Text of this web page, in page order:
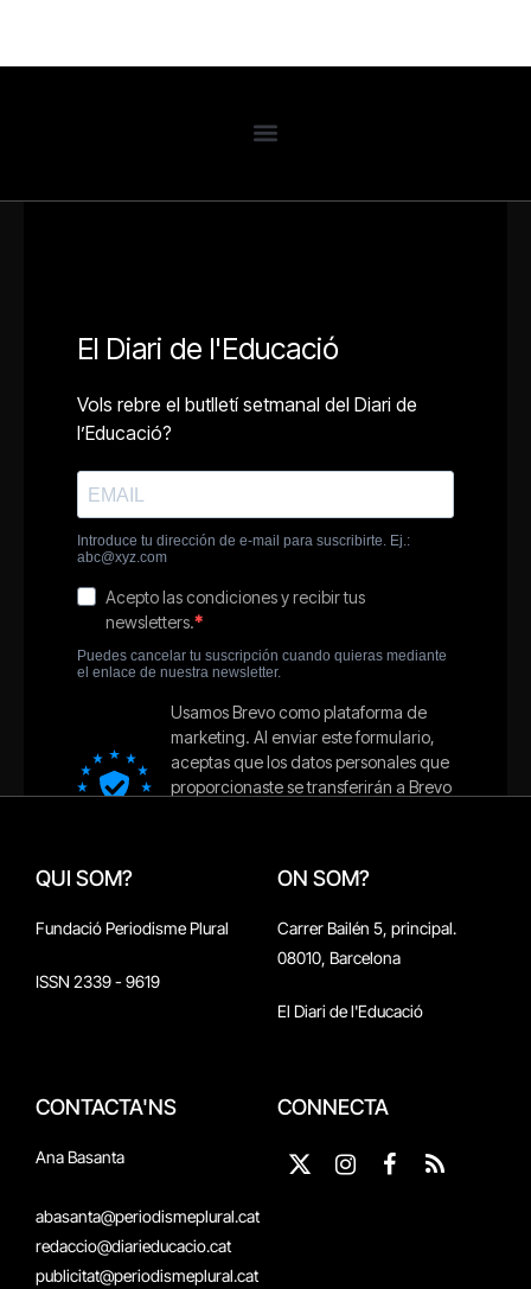
QUI SOM?
Fundació Periodisme Plural
ISSN 2339 - 9619
ON SOM?
Carrer Bailén 5, principal.
08010, Barcelona
El Diari de l'Educació
CONTACTA'NS
Ana Basanta
abasanta@periodismeplural.cat
redaccio@diarieducacio.cat
publicitat@periodismeplural.cat
CONNECTA
X
Instagram
Facebook
RSS